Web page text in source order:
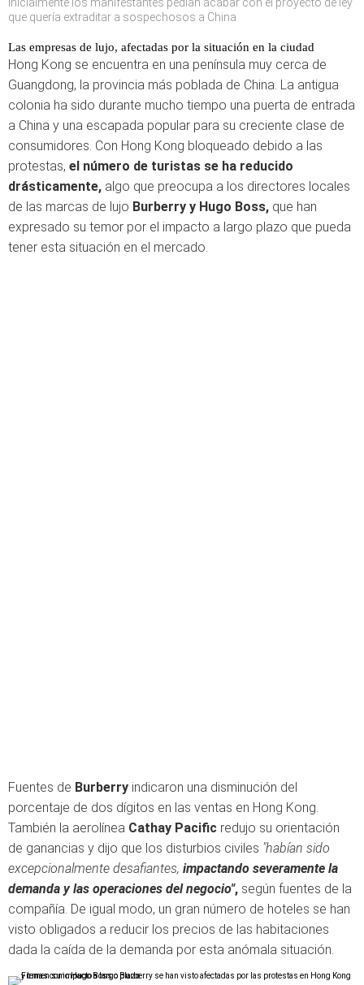
que quería extraditar a sospechosos a China
Las empresas de lujo, afectadas por la situación en la ciudad
Hong Kong se encuentra en una península muy cerca de
Guangdong, la provincia más poblada de China. La antigua
colonia ha sido durante mucho tiempo una puerta de entrada
a China y una escapada popular para su creciente clase de
consumidores. Con Hong Kong bloqueado debido a las
protestas, el número de turistas se ha reducido
drásticamente, algo que preocupa a los directores locales
de las marcas de lujo Burberry y Hugo Boss, que han
expresado su temor por el impacto a largo plazo que pueda
tener esta situación en el mercado.
Fuentes de Burberry indicaron una disminución del
porcentaje de dos dígitos en las ventas en Hong Kong.
También la aerolínea Cathay Pacific redujo su orientación
de ganancias y dijo que los disturbios civiles "habían sido
excepcionalmente desafiantes, impactando severamente la
demanda y las operaciones del negocio", según fuentes de la
compañía. De igual modo, un gran número de hoteles se han
visto obligados a reducir los precios de las habitaciones
dada la caída de la demanda por esta anómala situación.